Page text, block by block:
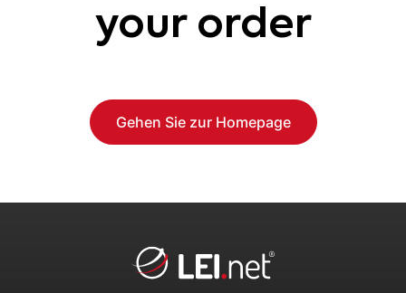
your order
Gehen Sie zur Homepage